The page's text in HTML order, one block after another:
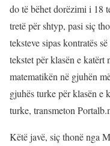
do të bëhet dorëzimi i 18
tretë për shtyp, pasi siç
teksteve sipas kontratës
tekstet për klasën e katërt
matematikën në gjuhën
gjuhës turke për klasën e
turke, transmeton
Këtë javë, siç thonë nga